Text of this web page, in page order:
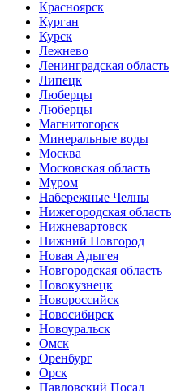
Красноярск
Курган
Курск
Лежнево
Ленинградская область
Липецк
Люберцы
Люберцы
Магнитогорск
Минеральные воды
Москва
Московская область
Муром
Набережные Челны
Нижегородская область
Нижневартовск
Нижний Новгород
Новая Адыгея
Новгородская область
Новокузнецк
Новороссийск
Новосибирск
Новоуральск
Омск
Оренбург
Орск
Павловский Посад